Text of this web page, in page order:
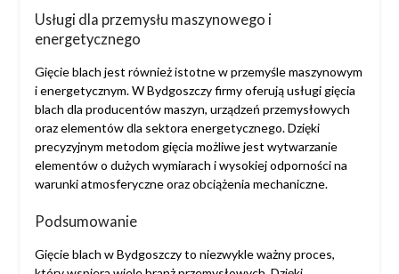
Usługi dla przemysłu maszynowego i
energetycznego
Gięcie blach jest również istotne w przemyśle maszynowym
i energetycznym. W Bydgoszczy firmy oferują usługi gięcia
blach dla producentów maszyn, urządzeń przemysłowych
oraz elementów dla sektora energetycznego. Dzięki
precyzyjnym metodom gięcia możliwe jest wytwarzanie
elementów o dużych wymiarach i wysokiej odporności na
warunki atmosferyczne oraz obciążenia mechaniczne.
Podsumowanie
Gięcie blach w Bydgoszczy to niezwykle ważny proces,